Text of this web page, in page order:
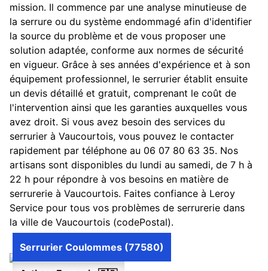
mission. Il commence par une analyse minutieuse de
la serrure ou du système endommagé afin d'identifier
la source du problème et de vous proposer une
solution adaptée, conforme aux normes de sécurité
en vigueur. Grâce à ses années d'expérience et à son
équipement professionnel, le serrurier établit ensuite
un devis détaillé et gratuit, comprenant le coût de
l'intervention ainsi que les garanties auxquelles vous
avez droit. Si vous avez besoin des services du
serrurier à Vaucourtois, vous pouvez le contacter
rapidement par téléphone au 06 07 80 63 35. Nos
artisans sont disponibles du lundi au samedi, de 7 h à
22 h pour répondre à vos besoins en matière de
serrurerie à Vaucourtois. Faites confiance à Leroy
Service pour tous vos problèmes de serrurerie dans
la ville de Vaucourtois (codePostal).
Serrurier Coulommes (77580)